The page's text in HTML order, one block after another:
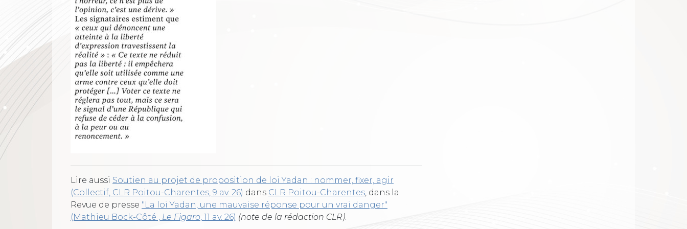
Lire aussi Soutien au projet de proposition de loi Yadan : nommer, fixer, agir
(Collectif, CLR Poitou-Charentes, 9 av. 26) dans CLR Poitou-Charentes, dans la
Revue de presse "La loi Yadan, une mauvaise réponse pour un vrai danger"
(Mathieu Bock-Côté , Le Figaro, 11 av. 26) (note de la rédaction CLR).